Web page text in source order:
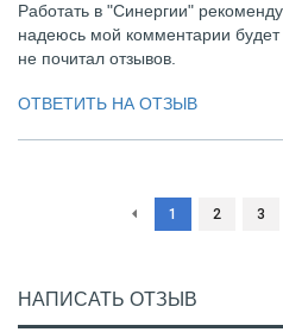
Работать в "Синергии"
надеюсь мой комментарии
не почитал отзывов.
ОТВЕТИТЬ НА ОТЗЫВ
1 2 3
НАПИСАТЬ ОТЗЫВ